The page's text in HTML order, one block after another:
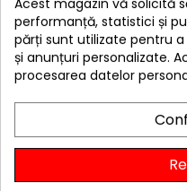
Sos Stubb's Beef

Acest magazin vă solicită
performanță, statistici și
părți sunt utilizate pentru
și anunțuri personalizate.
procesarea datelor